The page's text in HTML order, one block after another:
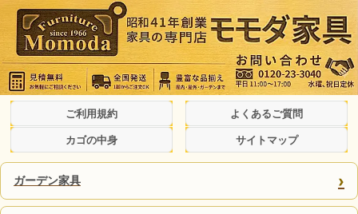
ご利用規約 よくあるご質問
カゴの中身 サイトマップ
ガーデン家具 ›